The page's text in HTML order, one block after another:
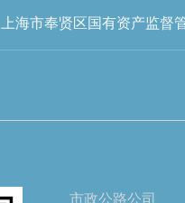
上海市奉贤区国有资产监督
市政公路公司